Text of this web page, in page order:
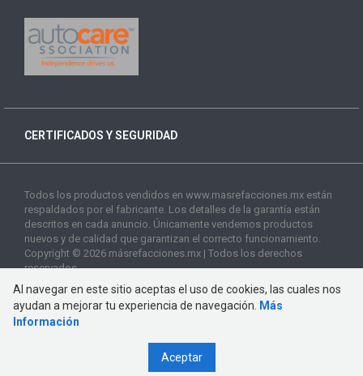
CERTIFICADOS Y SEGURIDAD
Todos los productos vendidos en www.masrefacciones.mx están
respaldados por el fabricante. Los detalles de la garantía están
descritos en cada anuncio. Únicamente vendemos productos
nuevos y de calidad que garantizan el correcto funcionamiento.
Copyright © 2026 másrefacciones.mx | Todos los derechos
reservados
Al navegar en este sitio aceptas el uso de cookies, las cuales nos
ayudan a mejorar tu experiencia de navegación.
Más
Información
Aceptar